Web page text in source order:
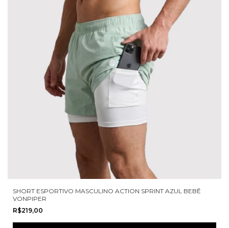
SHORT ESPORTIVO MASCULINO ACTION SPRINT AZUL BEBÊ
VONPIPER
R$219,00